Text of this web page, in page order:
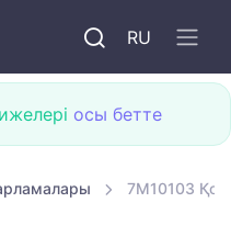
RU
осы бетте
7M10103